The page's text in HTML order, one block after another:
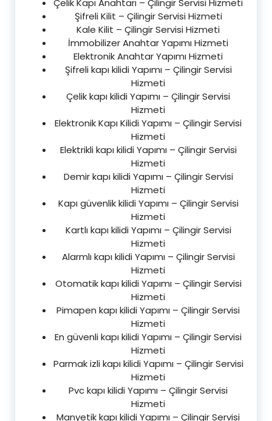
Çelik Kapı Anahtarı – Çilingir Servisi Hizmeti
Şifreli Kilit – Çilingir Servisi Hizmeti
Kale Kilit – Çilingir Servisi Hizmeti
İmmobilizer Anahtar Yapımı Hizmeti
Elektronik Anahtar Yapımı Hizmeti
Şifreli kapı kilidi Yapımı – Çilingir Servisi
Hizmeti
Çelik kapı kilidi Yapımı – Çilingir Servisi
Hizmeti
Elektronik Kapı Kilidi Yapımı – Çilingir Servisi
Hizmeti
Elektrikli kapı kilidi Yapımı – Çilingir Servisi
Hizmeti
Demir kapı kilidi Yapımı – Çilingir Servisi
Hizmeti
Kapı güvenlik kilidi Yapımı – Çilingir Servisi
Hizmeti
Kartlı kapı kilidi Yapımı – Çilingir Servisi
Hizmeti
Alarmlı kapı kilidi Yapımı – Çilingir Servisi
Hizmeti
Otomatik kapı kilidi Yapımı – Çilingir Servisi
Hizmeti
Pimapen kapı kilidi Yapımı – Çilingir Servisi
Hizmeti
En güvenli kapı kilidi Yapımı – Çilingir Servisi
Hizmeti
Parmak izli kapı kilidi Yapımı – Çilingir Servisi
Hizmeti
Pvc kapı kilidi Yapımı – Çilingir Servisi
Hizmeti
Manyetik kapı kilidi Yapımı – Çilingir Servisi